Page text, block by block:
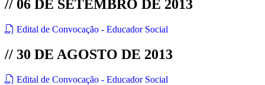
// 06 DE SETEMBRO DE 2013
Edital de Convocação - Educador Social
// 30 DE AGOSTO DE 2013
Edital de Convocação - Educador Social